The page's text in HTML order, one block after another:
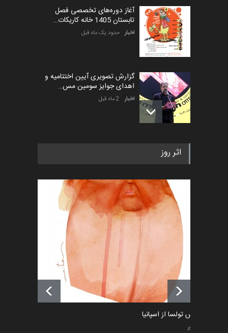
آغاز دوره‌های تخصصی فصل
تابستان 1405 خانه کاریکات…
اخبار حدود یک ماه قبل
گزارش تصویری آیین اختتامیه و
اهدای جوایز سومین مس…
اخبار 2 ماه قبل
به یاد اردوغان باشول (۱۹۳۶–
اخبار 2 ماه قبل
رویداد کارگاهی کارتون و پوستر
«ایران سربلند» به ا…
فراخوان رویداد کارگاهی کارتون و
پوستر "ایران سربل…
اخبار 6 ماه قبل
اثر روز
ماتیاس تولسا از اسپانیا
کاریکاتور